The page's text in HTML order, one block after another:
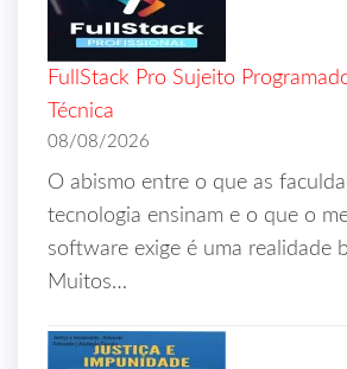
FullStack Pro Sujeito
Técnica
08/08/2026
O abismo entre o que as
tecnologia ensinam e o que o
software exige é uma realidade
Muitos…